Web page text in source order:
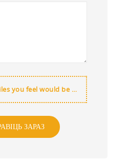
you feel would be useful